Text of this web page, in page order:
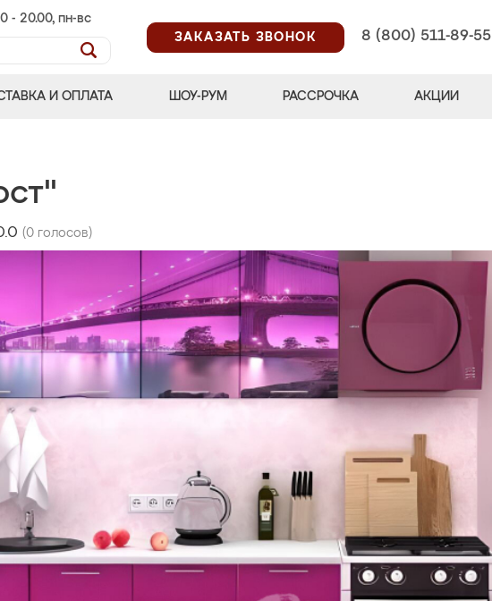
- 20.00, пн-вс
ЗАКАЗАТЬ ЗВОНОК
8 (800) 511-89-55
И ОПЛАТА ШОУ-РУМ РАССРОЧКА АКЦИИ
(0 голосов)